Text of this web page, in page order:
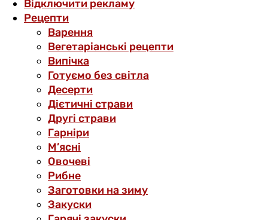
Відключити рекламу
Рецепти
Варення
Вегетаріанські рецепти
Випічка
Готуємо без світла
Десерти
Дієтичні страви
Другі страви
Гарніри
М’ясні
Овочеві
Рибне
Заготовки на зиму
Закуски